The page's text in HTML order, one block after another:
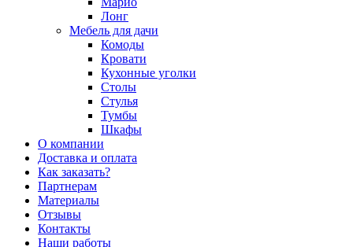
Лонг
Мебель для дачи
Комоды
Кровати
Кухонные уголки
Столы
Стулья
Тумбы
Шкафы
О компании
Доставка и оплата
Как заказать?
Партнерам
Материалы
Отзывы
Контакты
Наши работы